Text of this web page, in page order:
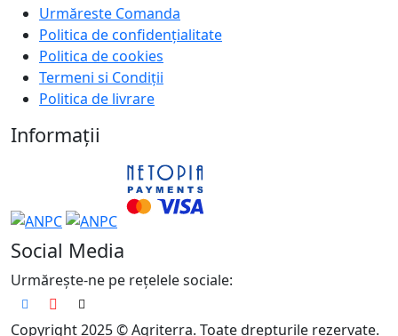
Urmăreste Comanda
Politica de confidențialitate
Politica de cookies
Termeni si Condiții
Politica de livrare
Informații
Social Media
Urmărește-ne pe rețelele sociale:
Copyright 2025 © Agriterra. Toate drepturile rezervate.